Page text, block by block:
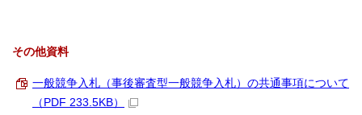
その他資料
一般競争入札（事後審査型一般競争入札）の共通事項について
（PDF 233.5KB）